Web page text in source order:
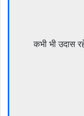
कभी भी उदास